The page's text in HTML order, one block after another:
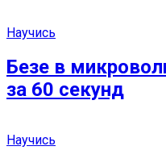
Научись
Безе в
за 60 секунд
Научись